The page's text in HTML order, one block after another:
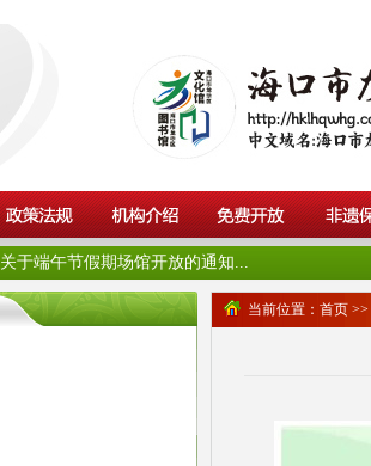
关于端午节假期场馆开放的通知...
当前位置： 首页 >>